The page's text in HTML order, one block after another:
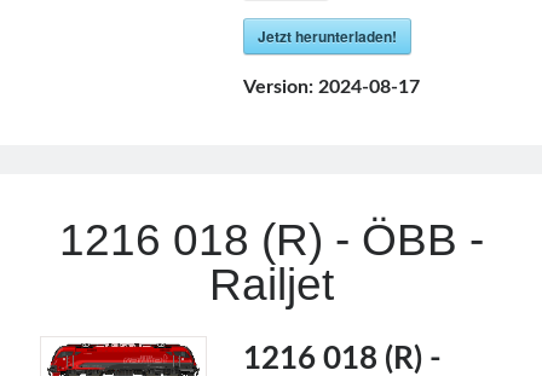
Jetzt herunterladen!
Version: 2024-08-17
1216 018 (R) - ÖBB -
Railjet
1216 018 (R) -